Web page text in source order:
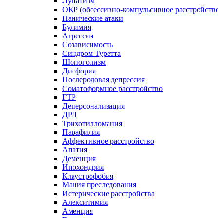
ОКР (обсессивно-компульсивное
Панические атаки
Булимия
Агрессия
Созависимость
Синдром Туретта
Шопоголизм
Дисфория
Послеродовая депрессия
Соматоформное расстройство
ГТР
Деперсонализация
ДРЛ
Трихотилломания
Парафилия
Аффективное расстройство
Апатия
Деменция
Ипохондрия
Клаустрофобия
Мания преследования
Истерические расстройства
Алекситимия
Аменция